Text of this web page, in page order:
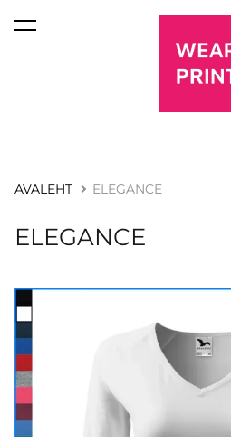
lisati ostukorvi.
AVALEHT ELEGANCE
ELEGANCE